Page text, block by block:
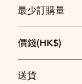
最少訂購量
價錢(HK$)
100個：$4.5
送貨